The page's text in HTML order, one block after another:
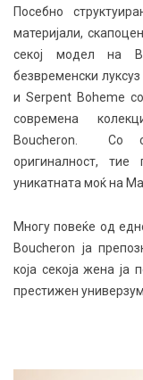
Посебно
материјали,
секој модел на
безвременски луксуз
и Serpent Boheme
современа
Boucheron. Со
оригиналност,
уникатната моќ на
Многу повеќе од
Boucheron ја
која секоја жена ја
престижен